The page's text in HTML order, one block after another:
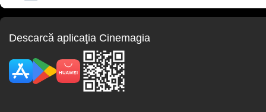
Descarcă aplicaţia Cinemagia